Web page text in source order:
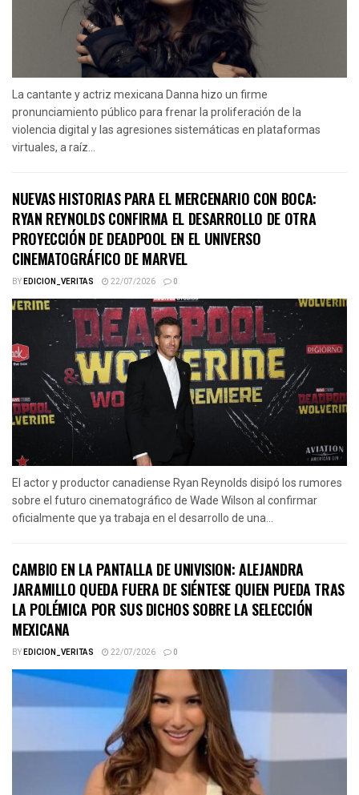
La cantante y actriz mexicana Danna hizo un firme
pronunciamiento público para frenar la proliferación de la
violencia digital y las agresiones sistemáticas en plataformas
virtuales, a raíz...
NUEVAS HISTORIAS PARA EL MERCENARIO CON BOCA:
RYAN REYNOLDS CONFIRMA EL DESARROLLO DE OTRA
PROYECCIÓN DE DEADPOOL EN EL UNIVERSO
CINEMATOGRÁFICO DE MARVEL
BYEDICION_VERITAS 22/07/2026 0
El actor y productor canadiense Ryan Reynolds disipó los rumores
sobre el futuro cinematográfico de Wade Wilson al confirmar
oficialmente que ya trabaja en el desarrollo de una...
CAMBIO EN LA PANTALLA DE UNIVISION: ALEJANDRA
JARAMILLO QUEDA FUERA DE SIÉNTESE QUIEN PUEDA TRAS
LA POLÉMICA POR SUS DICHOS SOBRE LA SELECCIÓN
MEXICANA
BYEDICION_VERITAS 22/07/2026 0